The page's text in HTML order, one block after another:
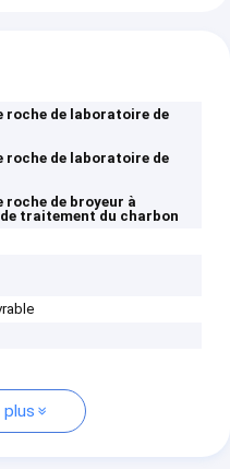
roche de laboratoire de
roche de laboratoire de
roche de broyeur à
traitement du charbon
plus